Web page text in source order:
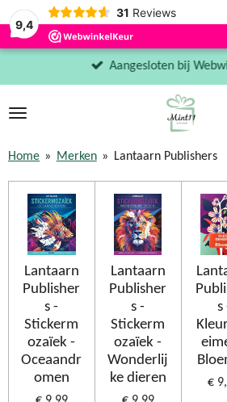
9,4
31 Reviews
Aangesloten bij
Home » Merken » Lantaarn Publishers
Lantaarn
Publisher
s -
Stickerm
ozaïek -
Oceaandr
omen
Lantaarn
Publisher
s -
Stickerm
ozaïek -
Wonderlij
ke dieren
s
€